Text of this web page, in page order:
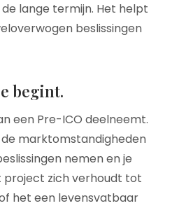
lange termijn. Het helpt
beslissingen
begint.
een Pre-ICO deelneemt.
marktomstandigheden
nemen en je
project zich verhoudt tot
het een levensvatbaar